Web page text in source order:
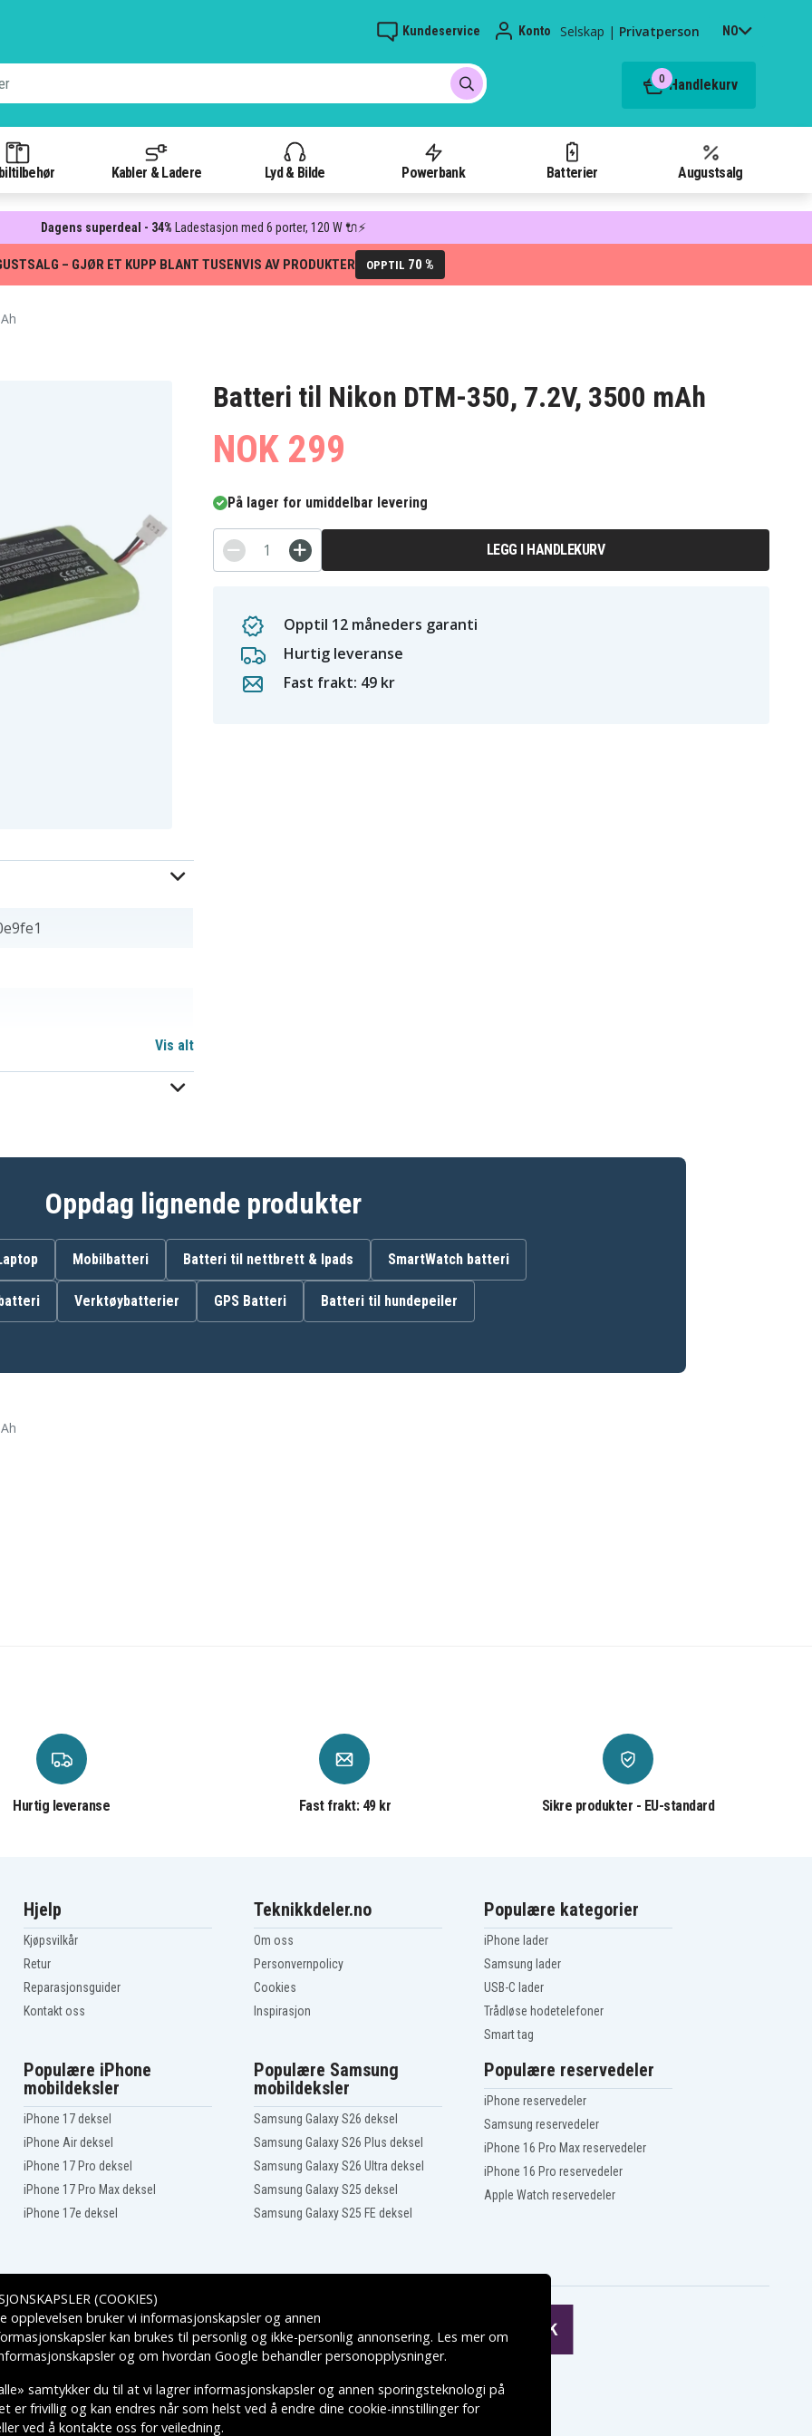
Kundeservice Konto Selskap | Privatperson NO
0 Handlekurv
Kabler & Ladere Lyd & Bilde Powerbank Batterier Augustsalg
Dagens superdeal - 34% Ladestasjon med 6 porter, 120 W 🔌⚡
– GJØR ET KUPP BLANT TUSENVIS AV PRODUKTER OPPTIL 70 %
Batteri til Nikon DTM-350, 7.2V, 3500 mAh
NOK 299
På lager for umiddelbar levering
LEGG I HANDLEKURV
Opptil 12 måneders garanti
Hurtig leveranse
Fast frakt: 49 kr
BC-65
Nikon NPL-302
Vis alt
Oppdag lignende produkter
Mobilbatteri Batteri til nettbrett & Ipads SmartWatch batteri
Verktøybatterier GPS Batteri Batteri til hundepeiler
Hurtig leveranse Fast frakt: 49 kr Sikre produkter - EU-standard
Hjelp
Kjøpsvilkår
Retur
Reparasjonsguider
Kontakt oss
Teknikkdeler.no
Om oss
Personvernpolicy
Cookies
Inspirasjon
Populære kategorier
iPhone lader
Samsung lader
USB-C lader
Trådløse hodetelefoner
Smart tag
Populære iPhone
mobildeksler
iPhone 17 deksel
iPhone Air deksel
iPhone 17 Pro deksel
iPhone 17 Pro Max deksel
iPhone 17e deksel
Populære Samsung
mobildeksler
Samsung Galaxy S26 deksel
Samsung Galaxy S26 Plus deksel
Samsung Galaxy S26 Ultra deksel
Samsung Galaxy S25 deksel
Samsung Galaxy S25 FE deksel
Populære reservedeler
iPhone reservedeler
Samsung reservedeler
iPhone 16 Pro Max reservedeler
iPhone 16 Pro reservedeler
Apple Watch reservedeler
Leveringsalternativer
(COOKIES)
opplevelsen bruker vi informasjonskapsler og annen
kan brukes til personlig og ikke-personlig annonsering. Les mer om
og om hvordan Google behandler personopplysninger.
samtykker du til at vi lagrer informasjonskapsler og annen sporingsteknologi på
er frivillig og kan endres når som helst ved å endre dine cookie-innstillinger for
ved å kontakte oss for veiledning.